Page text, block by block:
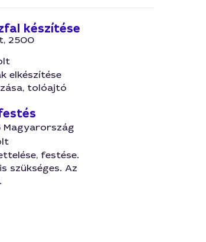
készítése
2500
elkészítése
tolóajtó
Magyarország
festése.
szükséges. Az